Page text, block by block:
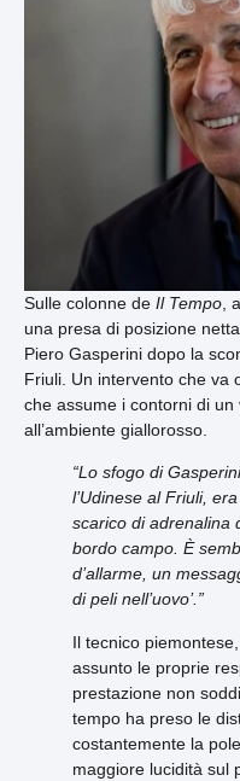
Sulle colonne de Il Tempo ,
una presa di posizione
Piero Gasperini dopo la
Friuli. Un intervento che va
che assume i contorni di
all’ambiente giallorosso.
“Lo sfogo di
l’Udinese al Friuli,
scarico di adrenalina
bordo campo. È
d’allarme, un
di peli nell’uovo’.”
Il tecnico
assunto le proprie
prestazione non
tempo ha preso le
costantemente la
maggiore lucidità sul